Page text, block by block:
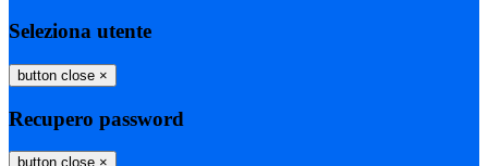
Seleziona utente
button close ×
Recupero password
button close ×